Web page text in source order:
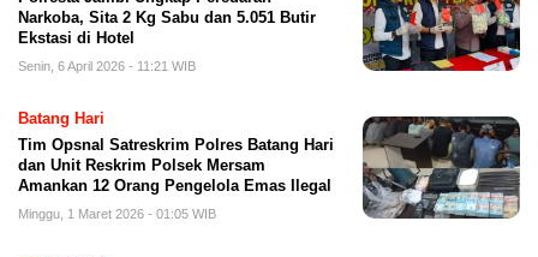
Narkoba, Sita 2 Kg Sabu dan 5.051 Butir
Ekstasi di Hotel
Senin, 6 April 2026 - 11:21 WIB
Batang Hari
Tim Opsnal Satreskrim Polres Batang Hari
dan Unit Reskrim Polsek Mersam
Amankan 12 Orang Pengelola Emas Ilegal
Minggu, 1 Maret 2026 - 01:05 WIB